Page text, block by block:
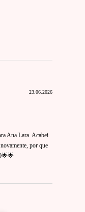
23.06.2026
Ana Lara. Acabei
por que